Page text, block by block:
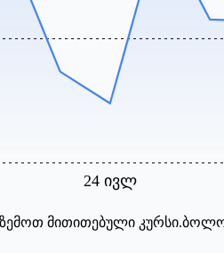
24 ივლ
მითითებული კურსი.ბოლო